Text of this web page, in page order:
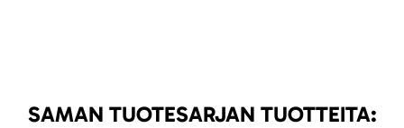
SAMAN TUOTESARJAN TUOTTEITA: